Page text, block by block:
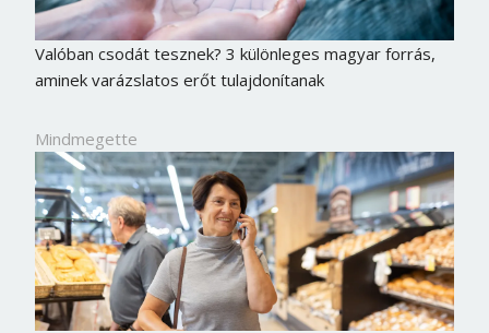
Valóban csodát tesznek? 3 különleges magyar forrás,
aminek varázslatos erőt tulajdonítanak
Mindmegette